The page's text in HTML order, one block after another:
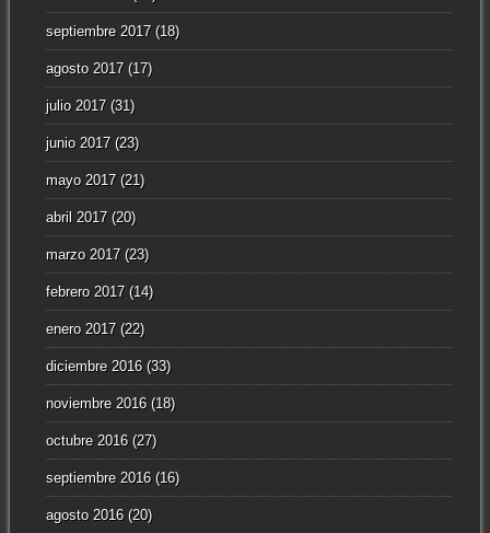
septiembre 2017(18)
agosto 2017(17)
julio 2017(31)
junio 2017(23)
mayo 2017(21)
abril 2017(20)
marzo 2017(23)
febrero 2017(14)
enero 2017(22)
diciembre 2016(33)
noviembre 2016(18)
octubre 2016(27)
septiembre 2016(16)
agosto 2016(20)